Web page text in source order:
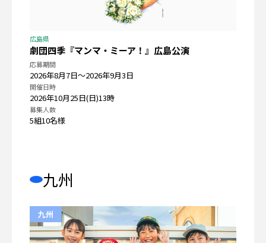
広島県
劇団四季『マンマ・ミーア！』広島公演
応募期間
2026年8月7日〜2026年9月3日
開催日時
2026年10月25日(日)13時
募集人数
5組10名様
九州